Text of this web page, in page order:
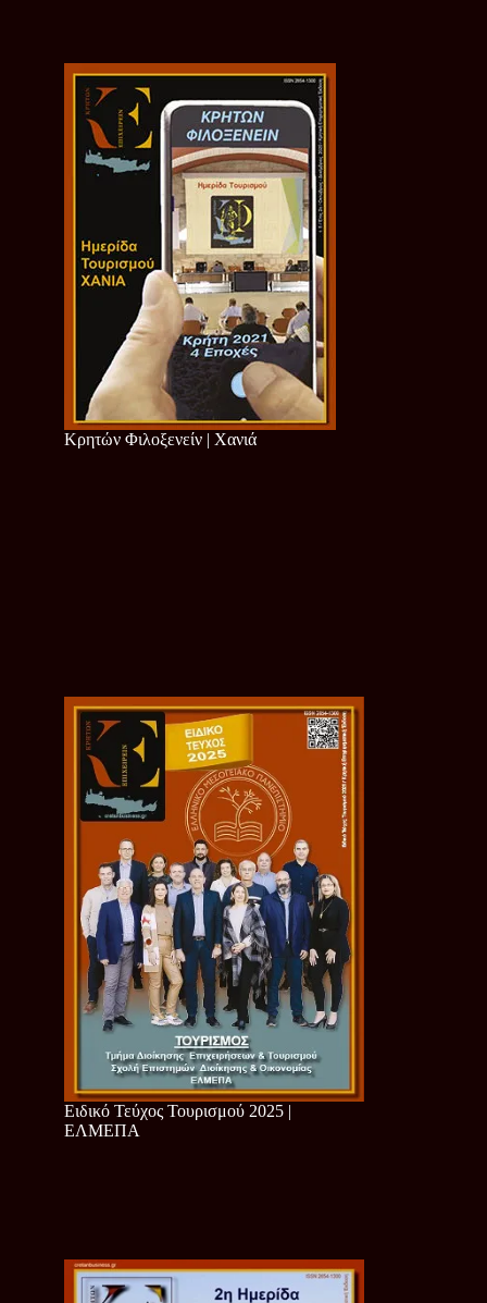
Κρητών Φιλοξενείν | Χανιά
Ειδικό Τεύχος Τουρισμού 2025 |
ΕΛΜΕΠΑ